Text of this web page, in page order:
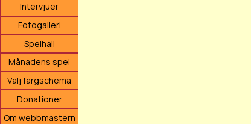
Intervjuer
Fotogalleri
Spelhall
Månadens spel
Välj färgschema
Donationer
Om webbmastern